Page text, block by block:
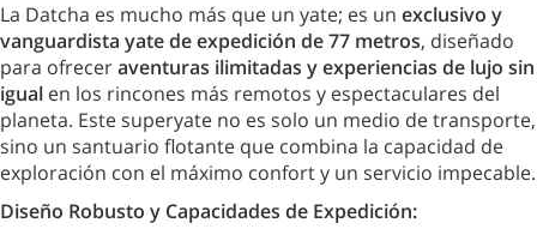
La Datcha es mucho más que un yate; es un exclusivo y
vanguardista yate de expedición de 77 metros, diseñado
para ofreceraventuras ilimitadas y experiencias de lujo sin
igual en los rincones más remotos y espectaculares del
planeta. Este superyate no es solo un medio de transporte,
sino un santuario flotante que combina la capacidad de
exploración con el máximo confort y un servicio impecable.
Diseño Robusto y Capacidades de Expedición: